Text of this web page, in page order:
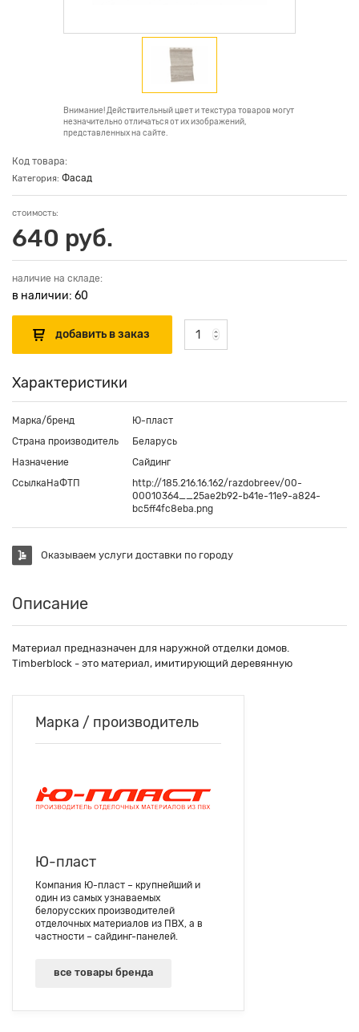
Внимание! Действительный цвет и текстура товаров могут
незначительно отличаться от их изображений,
представленных на сайте.
Код товара:
Категория: Фасад
стоимость:
640 руб.
наличие на складе:
в наличии: 60
Характеристики
Марка/бренд
Ю-пласт
Страна производитель
Беларусь
Назначение
Сайдинг
СсылкаНаФТП
http://185.216.16.162/razdobreev/00-
00010364__25ae2b92-b41e-11e9-a824-
bc5ff4fc8eba.png
Оказываем услуги доставки по городу
Описание
Материал предназначен для наружной отделки домов.
Timberblock - это материал, имитирующий деревянную
Марка / производитель
Ю-пласт
Компания Ю-пласт – крупнейший и
один из самых узнаваемых
белорусских производителей
отделочных материалов из ПВХ, а в
частности – сайдинг-панелей.
все товары бренда